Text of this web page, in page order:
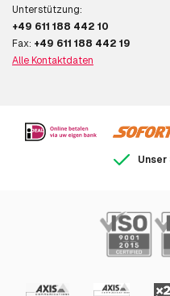
Unterstützung:
+49 611 188 442 10
Fax: +49 611 188 442 19
Alle Kontaktdaten